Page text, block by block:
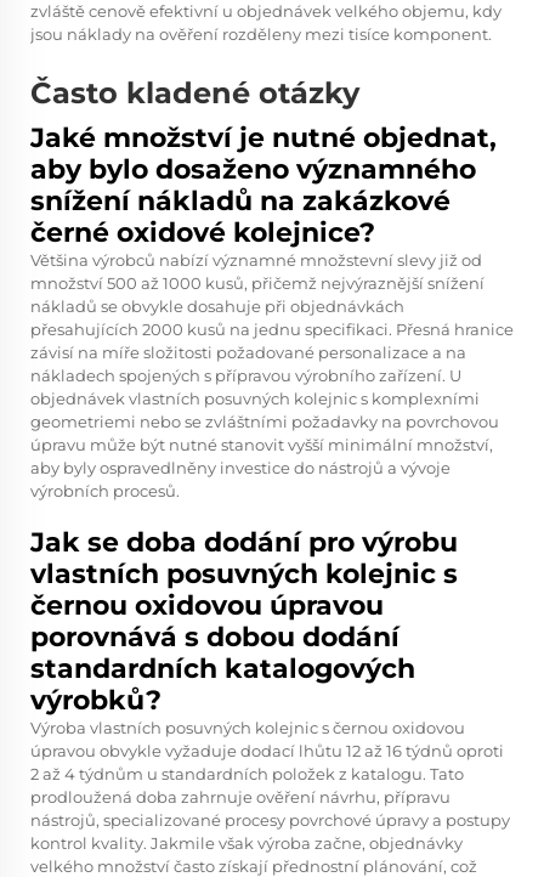
zvláště cenově efektivní u objednávek velkého objemu, kdy
jsou náklady na ověření rozděleny mezi tisíce komponent.
Často kladené otázky
Jaké množství je nutné objednat,
aby bylo dosaženo významného
snížení nákladů na zakázkové
černé oxidové kolejnice?
Většina výrobců nabízí významné množstevní slevy již od
množství 500 až 1000 kusů, přičemž nejvýraznější snížení
nákladů se obvykle dosahuje při objednávkách
přesahujících 2000 kusů na jednu specifikaci. Přesná hranice
závisí na míře složitosti požadované personalizace a na
nákladech spojených s přípravou výrobního zařízení. U
objednávek vlastních posuvných kolejnic s komplexními
geometriemi nebo se zvláštními požadavky na povrchovou
úpravu může být nutné stanovit vyšší minimální množství,
aby byly ospravedlněny investice do nástrojů a vývoje
výrobních procesů.
Jak se doba dodání pro výrobu
vlastních posuvných kolejnic s
černou oxidovou úpravou
porovnává s dobou dodání
standardních katalogových
výrobků?
Výroba vlastních posuvných kolejnic s černou oxidovou
úpravou obvykle vyžaduje dodací lhůtu 12 až 16 týdnů oproti
2 až 4 týdnům u standardních položek z katalogu. Tato
prodloužená doba zahrnuje ověření návrhu, přípravu
nástrojů, specializované procesy povrchové úpravy a postupy
kontrol kvality. Jakmile však výroba začne, objednávky
velkého množství často získají přednostní plánování, což